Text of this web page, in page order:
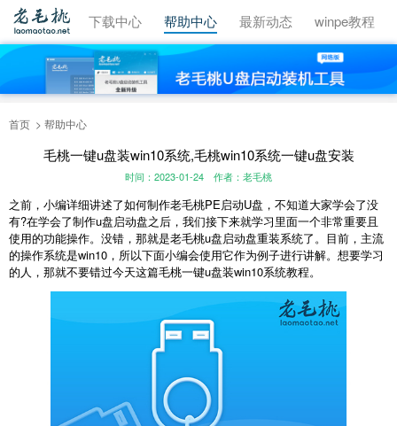
视频教程 下载中心 帮助中心 最新动态 winpe教程
首页 帮助中心
毛桃一键u盘装win10系统,毛桃win10系统一键u盘安装
时间：2023-01-24 作者：老毛桃
之前，小编详细讲述了如何制作老毛桃PE启动U盘，不知道大家学会了没
有?在学会了制作u盘启动盘之后，我们接下来就学习里面一个非常重要且
使用的功能操作。没错，那就是老毛桃u盘启动盘重装系统了。目前，主流
的操作系统是win10，所以下面小编会使用它作为例子进行讲解。想要学习
的人，那就不要错过今天这篇毛桃一键u盘装win10系统教程。